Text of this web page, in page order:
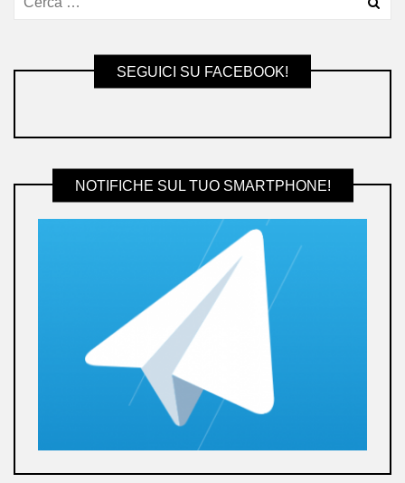
SEGUICI SU FACEBOOK!
NOTIFICHE SUL TUO SMARTPHONE!